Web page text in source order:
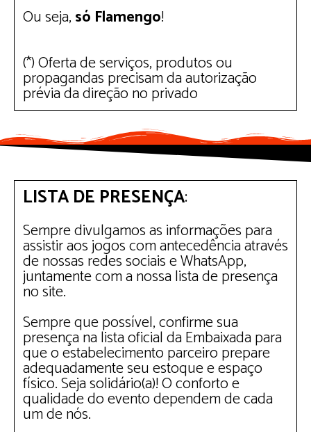
Ou seja,só Flamengo!
(*) Oferta de serviços, produtos ou
propagandas precisam da autorização
prévia da direção no privado
LISTA DE PRESENÇA:
Sempre divulgamos as informações para
assistir aos jogos com antecedência através
de nossas redes sociais e WhatsApp,
juntamente com a nossa lista de presença
no site.
Sempre que possível, confirme sua
presença na lista oficial da Embaixada para
que o estabelecimento parceiro prepare
adequadamente seu estoque e espaço
físico. Seja solidário(a)! O conforto e
qualidade do evento dependem de cada
um de nós.